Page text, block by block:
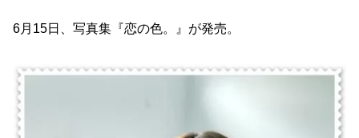
6月15日、写真集『恋の色。』が発売。